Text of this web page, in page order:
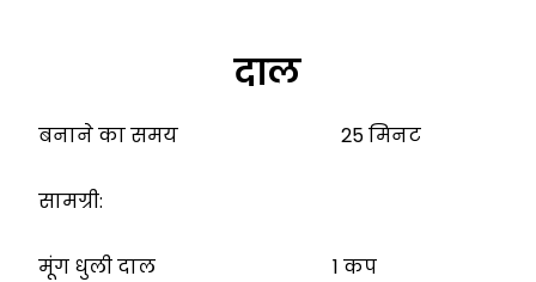
दाल
बनाने का समय 25 मिनट
सामग्री:
मूंग धुली दाल 1 कप